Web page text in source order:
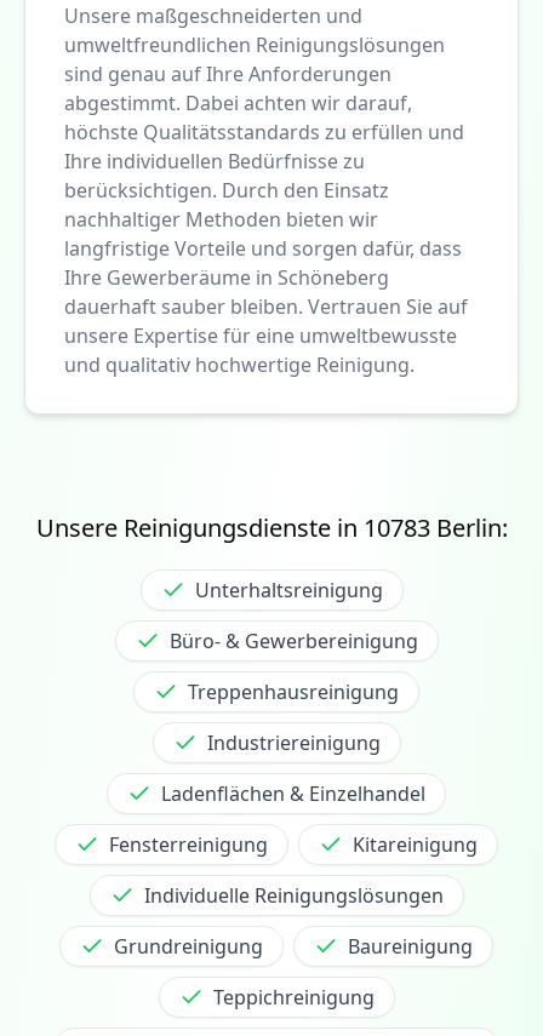
Unsere maßgeschneiderten und
umweltfreundlichen Reinigungslösungen
sind genau auf Ihre Anforderungen
abgestimmt. Dabei achten wir darauf,
höchste Qualitätsstandards zu erfüllen und
Ihre individuellen Bedürfnisse zu
berücksichtigen. Durch den Einsatz
nachhaltiger Methoden bieten wir
langfristige Vorteile und sorgen dafür, dass
Ihre Gewerberäume in Schöneberg
dauerhaft sauber bleiben. Vertrauen Sie auf
unsere Expertise für eine umweltbewusste
und qualitativ hochwertige Reinigung.
Unsere Reinigungsdienste in 10783Berlin:
Unterhaltsreinigung
Büro- & Gewerbereinigung
Treppenhausreinigung
Industriereinigung
Ladenflächen & Einzelhandel
Fensterreinigung
Kitareinigung
Individuelle Reinigungslösungen
Grundreinigung
Baureinigung
Teppichreinigung